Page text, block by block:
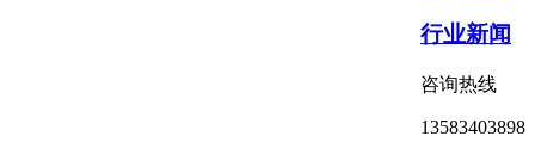
行业新闻
咨询热线
13583403898